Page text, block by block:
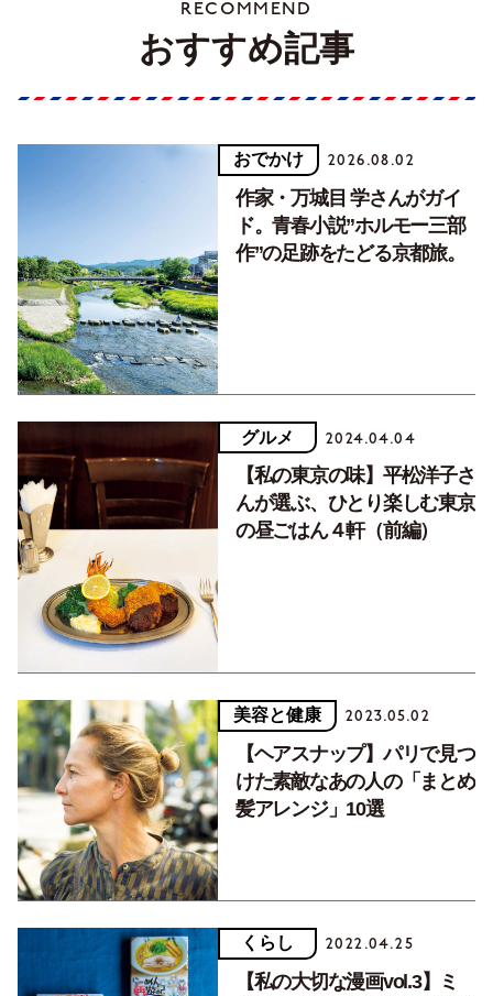
RECOMMEND
おすすめ記事
おでかけ 2026.08.02
作家・万城目 学さんがガイ
ド。青春小説”ホルモー三部
作”の足跡をたどる京都旅。
グルメ 2024.04.04
【私の東京の味】平松洋子さ
んが選ぶ、ひとり楽しむ東京
の昼ごはん４軒（前編）
美容と健康 2023.05.02
【ヘアスナップ】パリで見つ
けた素敵なあの人の「まとめ
髪アレンジ」10選
くらし 2022.04.25
【私の大切な漫画vol.3】ミ